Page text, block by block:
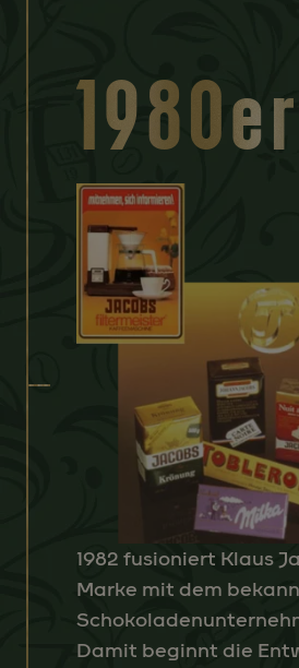
1980er
1982 fusioniert Klaus
Marke mit dem
Damit beginnt die